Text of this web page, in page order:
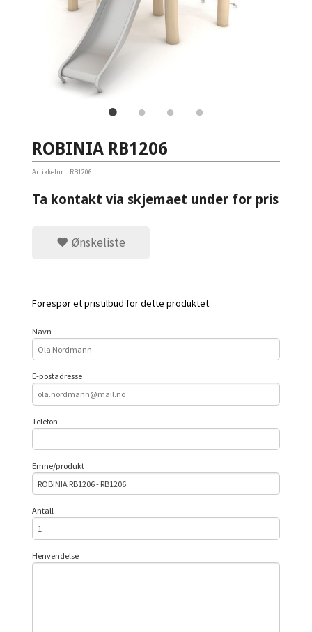
ROBINIA RB1206
Artikkelnr.: RB1206
Ta kontakt via skjemaet under for pris
Ønskeliste
Forespør et pristilbud for dette produktet:
Navn
E-postadresse
Telefon
Emne/produkt
Antall
Henvendelse